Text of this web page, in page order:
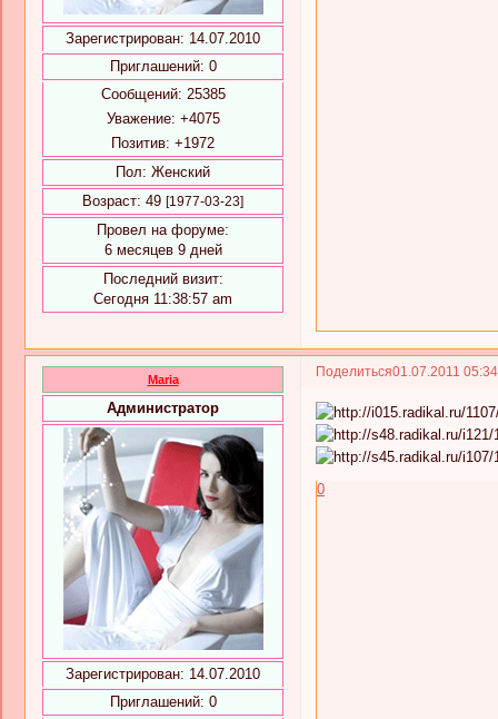
Зарегистрирован: 14.07.2010
Приглашений: 0
Сообщений: 25385
Уважение: +4075
Позитив: +1972
Пол: Женский
Возраст: 49 [1977-03-23]
Провел на форуме:
6 месяцев 9 дней
Последний визит:
Сегодня 11:38:57 am
Поделиться01.07.2011
Maria
Администратор
Зарегистрирован: 14.07.2010
Приглашений: 0
0